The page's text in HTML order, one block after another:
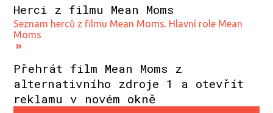
Herci z filmu Mean Moms
Seznam herců z filmu Mean Moms. Hlavní role Mean
Moms
»
Přehrát film Mean Moms z
alternativního zdroje 1 a otevřít
reklamu v novém okně